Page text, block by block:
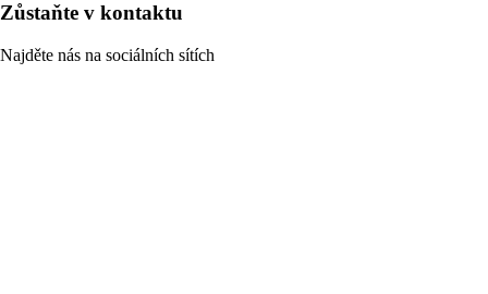
Zůstaňte v kontaktu
Najděte nás na sociálních sítích